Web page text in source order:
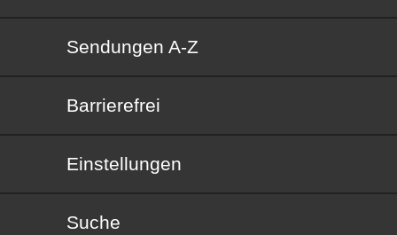
Sendungen von A bis Z
Sendungen A-Z
Barrierefrei
Barrierefrei
Einstellungen
Suche